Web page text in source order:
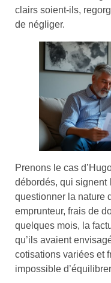
clairs soient-ils,
de négliger.
Prenons le cas
débordés, qui signent
questionner la nature
emprunteur, frais de
quelques mois, la
qu’ils avaient
cotisations variées et
impossible